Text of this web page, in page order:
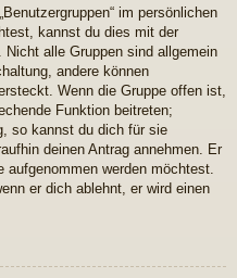
im persönlichen
kannst du dies mit der
alle Gruppen sind allgemein
andere können
Wenn die Gruppe offen ist,
Funktion beitreten;
so kannst du dich für sie
deinen Antrag annehmen. Er
aufgenommen werden möchtest.
er dich ablehnt, er wird einen